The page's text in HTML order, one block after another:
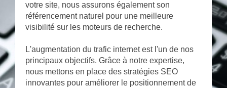
votre site, nous assurons également son
référencement naturel pour une meilleure
visibilité sur les moteurs de recherche.
L'augmentation du trafic internet est l'un de nos
principaux objectifs. Grâce à notre expertise,
nous mettons en place des stratégies SEO
innovantes pour améliorer le positionnement de